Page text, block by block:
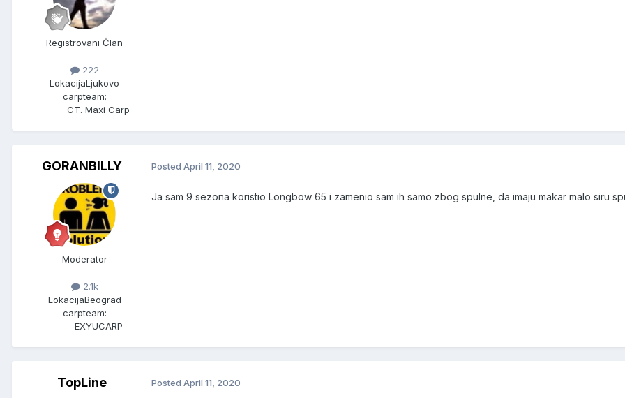
Registrovani Član
222
LokacijaLjukovo
carpteam:
CT. Maxi Carp
GORANBILLY
Moderator
2.1k
LokacijaBeograd
carpteam:
EXYUCARP
Posted April 11, 2020
Ja sam 9 sezona koristio Longbow 65 i zamenio sam ih samo zbog spulne, da imaju makar malo siru
TopLine Posted April 11, 2020